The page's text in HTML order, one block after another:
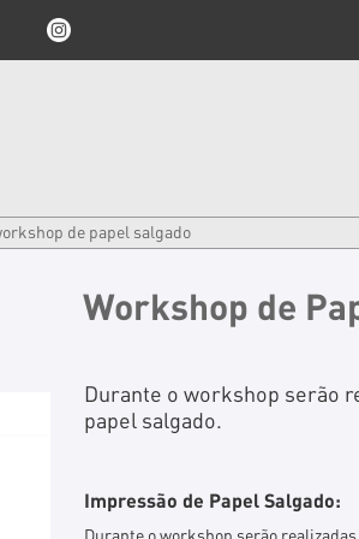
de papel salgado
Workshop de
Durante o workshop serão
papel salgado.
Impressão de Papel Salgado:
Durante o workshop serão